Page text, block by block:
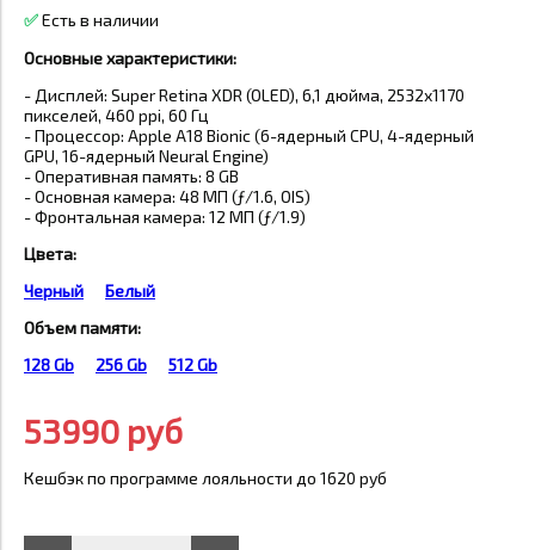
✅Есть в наличии
Основные характеристики:
- Дисплей: Super Retina XDR (OLED), 6,1 дюйма, 2532x1170
пикселей, 460 ppi, 60 Гц
- Процессор: Apple A18 Bionic (6-ядерный CPU, 4-ядерный
GPU, 16-ядерный Neural Engine)
- Оперативная память: 8 GB
- Основная камера: 48 МП (ƒ/1.6, OIS)
- Фронтальная камера: 12 МП (ƒ/1.9)
Цвета:
Черный
Белый
Объем памяти:
128 Gb
256 Gb 512 Gb
53990 руб
Кешбэк по программе лояльности до 1620 руб